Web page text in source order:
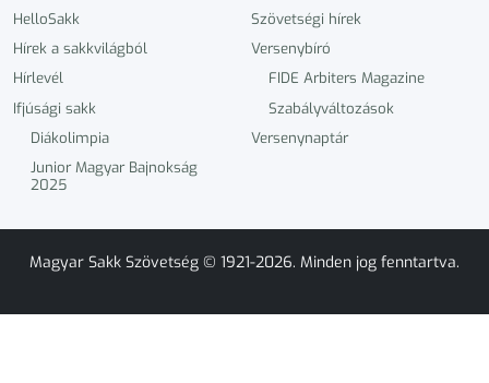
HelloSakk
Hírek a sakkvilágból
Hírlevél
Ifjúsági sakk
Diákolimpia
Junior Magyar Bajnokság
2025
Szövetségi hírek
Versenybíró
FIDE Arbiters Magazine
Szabályváltozások
Versenynaptár
Magyar Sakk Szövetség © 1921-2026. Minden jog fenntartva.